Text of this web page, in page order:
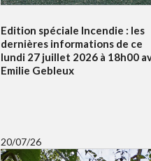
Edition spéciale Incendie : les
dernières informations de ce
lundi 27 juillet 2026 à 18h00
Emilie Gebleux
20/07/26